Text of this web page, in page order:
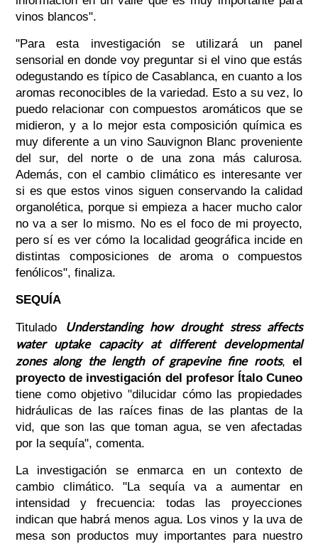
vinos blancos".
"Para esta investigación se utilizará un panel
sensorial en donde voy preguntar si el vino que estás
odegustando es típico de Casablanca, en cuanto a los
aromas reconocibles de la variedad. Esto a su vez, lo
puedo relacionar con compuestos aromáticos que se
midieron, y a lo mejor esta composición química es
muy diferente a un vino Sauvignon Blanc proveniente
del sur, del norte o de una zona más calurosa.
Además, con el cambio climático es interesante ver
si es que estos vinos siguen conservando la calidad
organolética, porque si empieza a hacer mucho calor
no va a ser lo mismo. No es el foco de mi proyecto,
pero sí es ver cómo la localidad geográfica incide en
distintas composiciones de aroma o compuestos
fenólicos", finaliza.
SEQUÍA
Titulado
Understanding how drought stress affects
water uptake capacity at different developmental
zones along the length of grapevine fine roots, el
proyecto de investigación del profesor Ítalo Cuneo
tiene como objetivo "dilucidar cómo las propiedades
hidráulicas de las raíces finas de las plantas de la
vid, que son las que toman agua, se ven afectadas
por la sequía", comenta.
La investigación se enmarca en un contexto de
cambio climático. "La sequía va a aumentar en
intensidad y frecuencia: todas las proyecciones
indican que habrá menos agua. Los vinos y la uva de
mesa son productos muy importantes para nuestro